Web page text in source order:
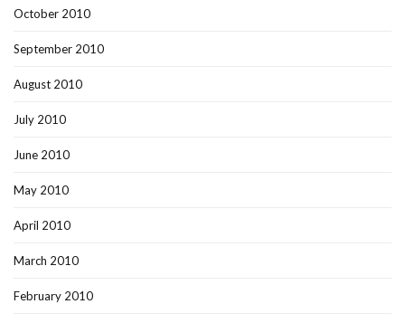
October 2010
September 2010
August 2010
July 2010
June 2010
May 2010
April 2010
March 2010
February 2010